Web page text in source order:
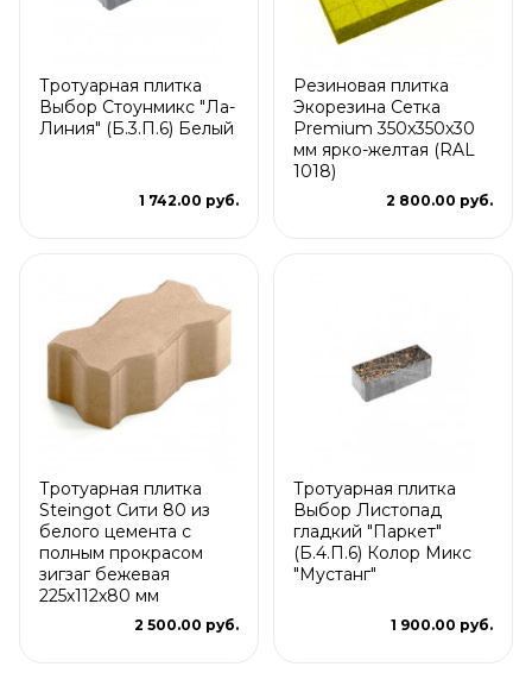
Тротуарная плитка
Выбор Стоунмикс "Ла-
Линия" (Б.3.П.6) Белый
1 742.00 руб.
Резиновая плитка
Экорезина Сетка
Premium 350x350x30
мм ярко-желтая (RAL
1018)
2 800.00 руб.
Тротуарная плитка
Steingot Сити 80 из
белого цемента с
полным прокрасом
зигзаг бежевая
225х112х80 мм
2 500.00 руб.
Тротуарная плитка
Выбор Листопад
гладкий "Паркет"
(Б.4.П.6) Колор Микс
"Мустанг"
1 900.00 руб.